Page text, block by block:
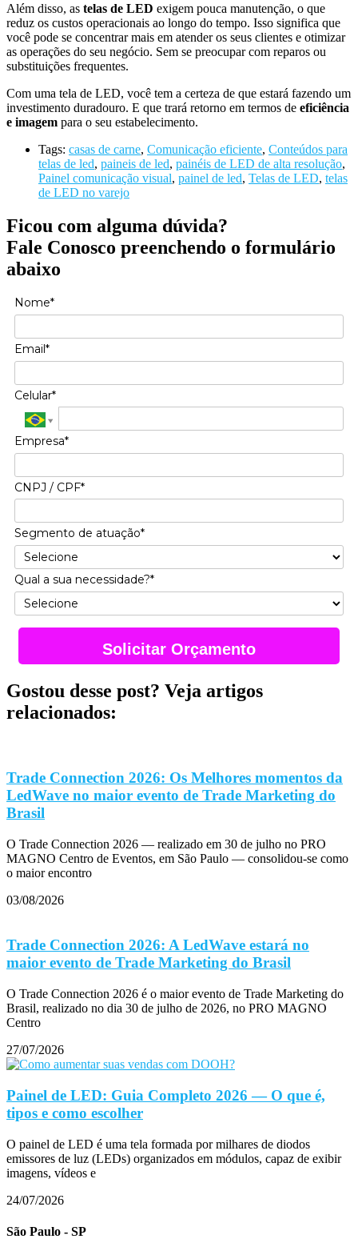
Além disso, as telas de LED exigem pouca manutenção, o que
reduz os custos operacionais ao longo do tempo. Isso significa que
você pode se concentrar mais em atender os seus clientes e otimizar
as operações do seu negócio. Sem se preocupar com reparos ou
substituições frequentes.
Com uma tela de LED, você tem a certeza de que estará fazendo um
investimento duradouro. E que trará retorno em termos de eficiência
e imagem para o seu estabelecimento.
Tags: casas de carne, Comunicação eficiente, Conteúdos para
telas de led, paineis de led, painéis de LED de alta resolução,
Painel comunicação visual, painel de led, Telas de LED, telas
de LED no varejo
Ficou com alguma dúvida?
Fale Conosco preenchendo o formulário
abaixo
Nome*
Email*
Celular*
Empresa*
CNPJ / CPF*
Segmento de atuação*
Qual a sua necessidade?*
Solicitar Orçamento
Gostou desse post? Veja artigos
relacionados:
Trade Connection 2026: Os Melhores momentos da
LedWave no maior evento de Trade Marketing do
Brasil
O Trade Connection 2026 — realizado em 30 de julho no PRO
MAGNO Centro de Eventos, em São Paulo — consolidou-se como
o maior encontro
03/08/2026
Trade Connection 2026: A LedWave estará no
maior evento de Trade Marketing do Brasil
O Trade Connection 2026 é o maior evento de Trade Marketing do
Brasil, realizado no dia 30 de julho de 2026, no PRO MAGNO
Centro
27/07/2026
Painel de LED: Guia Completo 2026 — O que é,
tipos e como escolher
O painel de LED é uma tela formada por milhares de diodos
emissores de luz (LEDs) organizados em módulos, capaz de exibir
imagens, vídeos e
24/07/2026
São Paulo - SP